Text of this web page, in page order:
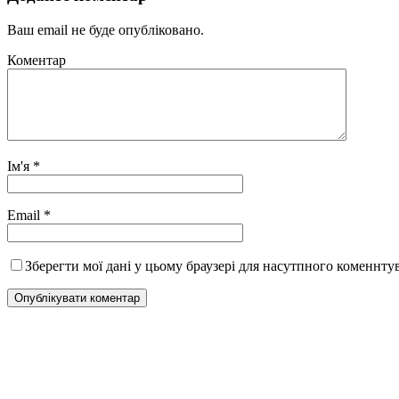
Ваш email не буде опубліковано.
Коментар
Ім'я *
Email *
Зберегти мої дані у цьому браузері для насутпного